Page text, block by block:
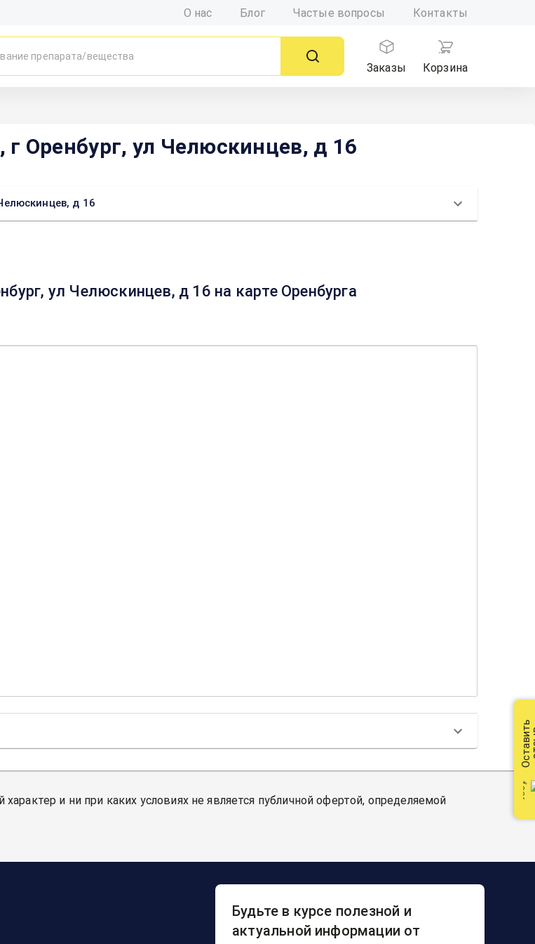
О нас Блог Частые вопросы Контакты
Заказы
Корзина
г Оренбург, ул Челюскинцев, д 16
д 16
ул Челюскинцев, д 16 на карте Оренбурга
и ни при каких условиях не является публичной офертой, определяемой
Будьте в курсе полезной и
актуальной информации от
Оставить